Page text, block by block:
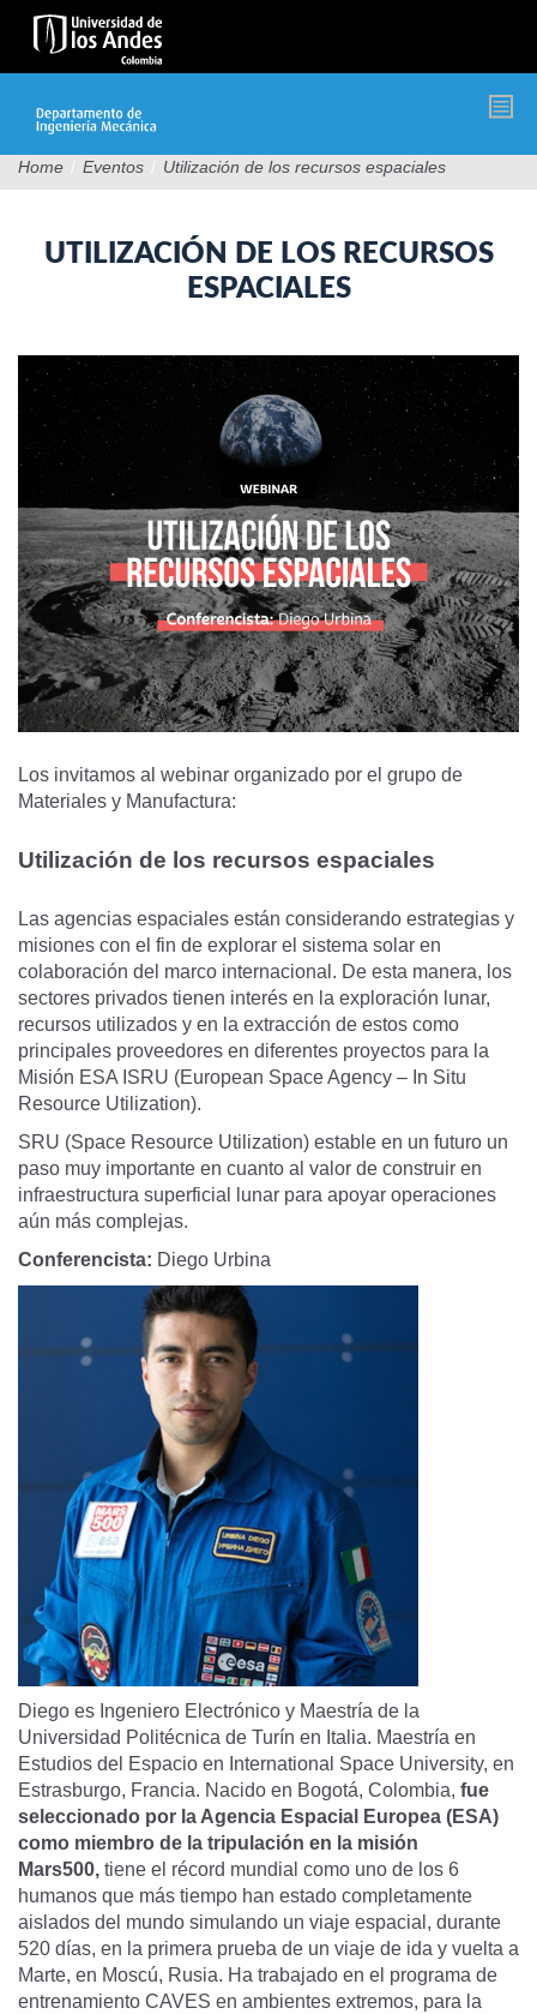
Pasar
contenido
Home / Eventos / Utilización de los recursos espaciales
UTILIZACIÓN DE LOS RECURSOS
ESPACIALES
Los invitamos al webinar organizado por el grupo de
Materiales y Manufactura:
Utilización de los recursos espaciales
Las agencias espaciales están considerando estrategias y
misiones con el fin de explorar el sistema solar en
colaboración del marco internacional. De esta manera, los
sectores privados tienen interés en la exploración lunar,
recursos utilizados y en la extracción de estos como
principales proveedores en diferentes proyectos para la
Misión ESA ISRU (European Space Agency – In Situ
Resource Utilization).
SRU (Space Resource Utilization) estable en un futuro un
paso muy importante en cuanto al valor de construir en
infraestructura superficial lunar para apoyar operaciones
aún más complejas.
Conferencista: Diego Urbina
Diego es Ingeniero Electrónico y Maestría de la
Universidad Politécnica de Turín en Italia. Maestría en
Estudios del Espacio en International Space University, en
Estrasburgo, Francia. Nacido en Bogotá, Colombia, fue
seleccionado por la Agencia Espacial Europea (ESA)
como miembro de la tripulación en la misión
Mars500, tiene el récord mundial como uno de los 6
humanos que más tiempo han estado completamente
aislados del mundo simulando un viaje espacial, durante
520 días, en la primera prueba de un viaje de ida y vuelta a
Marte, en Moscú, Rusia. Ha trabajado en el programa de
entrenamiento CAVES en ambientes extremos, para la